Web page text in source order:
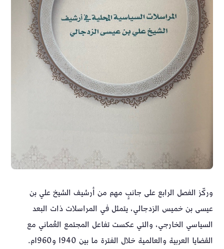
وركّز الفصل الرابع على جانبٍ مهم من أرشيف الشيخ علي بن
عيسى بن خميس الزدجالي، يتمثل في المراسلات ذات البعد
السياسي الخارجي، والتي عكست تفاعل المجتمع العُماني مع
القضايا العربية والعالمية خلال الفترة ما بين 1940 و1960م.